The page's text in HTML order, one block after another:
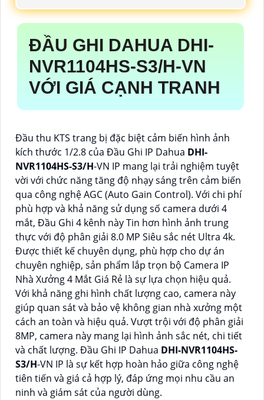
ĐẦU GHI DAHUA DHI-
NVR1104HS-S3/H-VN
VỚI GIÁ CẠNH TRANH
Đầu thu KTS trang bị đặc biệt cảm biến hình ảnh
kích thước 1/2.8 của Đầu Ghi IP Dahua DHI-
NVR1104HS-S3/H-VN IP mang lại trải nghiệm tuyệt
vời với chức năng tăng độ nhạy sáng trên cảm biến
qua công nghệ AGC (Auto Gain Control). Với chi phí
phù hợp và khả năng sử dụng số camera dưới 4
mắt, Đầu Ghi 4 kênh này Tin hơn hình ảnh trung
thực với độ phân giải 8.0 MP Siêu sắc nét Ultra 4k.
Được thiết kế chuyên dụng, phù hợp cho dự án
chuyên nghiệp, sản phẩm lắp trọn bộ Camera IP
Nhà Xưởng 4 Mắt Giá Rẻ là sự lựa chọn hiệu quả.
Với khả năng ghi hình chất lượng cao, camera này
giúp quan sát và bảo vệ không gian nhà xưởng một
cách an toàn và hiệu quả. Vượt trội với độ phân giải
8MP, camera này mang lại hình ảnh sắc nét, chi tiết
và chất lượng. Đầu Ghi IP Dahua DHI-NVR1104HS-
S3/H-VN IP là sự kết hợp hoàn hảo giữa công nghệ
tiên tiến và giá cả hợp lý, đáp ứng mọi nhu cầu an
ninh và giám sát của người dùng.